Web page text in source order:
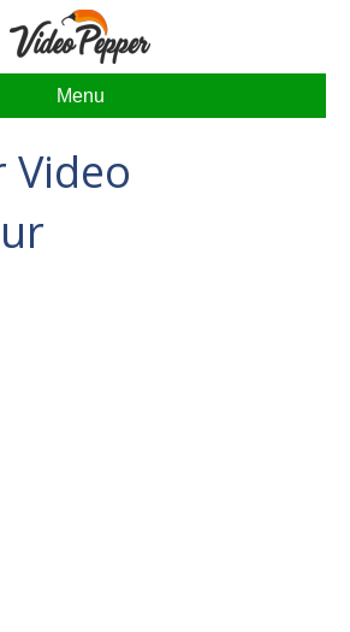
Menu
Video